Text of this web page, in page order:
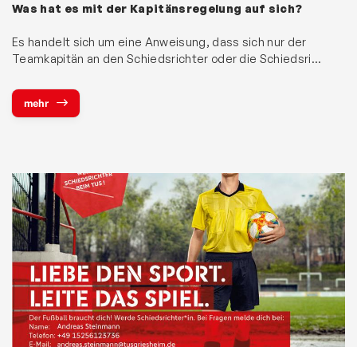
Was hat es mit der Kapitänsregelung auf sich?
Es handelt sich um eine Anweisung, dass sich nur der
Teamkapitän an den Schiedsrichter oder die Schiedsri…
mehr